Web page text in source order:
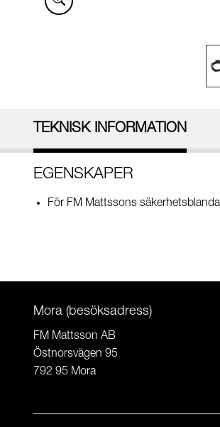
TEKNISK INFORMATION
EGENSKAPER
För FM Mattssons
Mora (besöksadress)
FM Mattsson AB
Östnorsvägen 95
792 95 Mora